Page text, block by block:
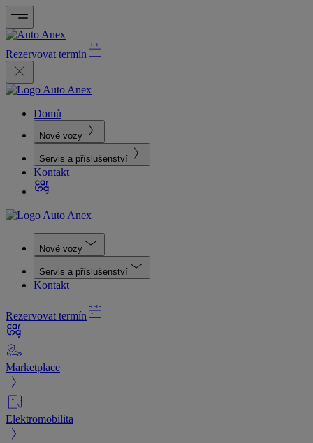
Rezervovat termín
Domů
Nové vozy
Servis a příslušenství
Kontakt
Nové vozy
Servis a příslušenství
Kontakt
Rezervovat termín
Marketplace
Elektromobilita